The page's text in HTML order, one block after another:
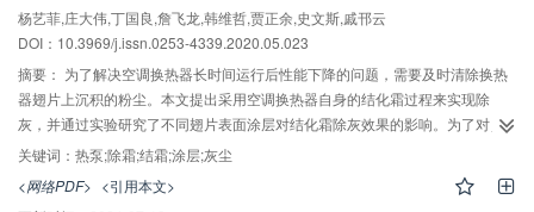
气流量和冷却水质量流量分别为0.53 kg/s和0.3 kg/s时，多级结构的除湿量可以
提高4.3%，除湿效率可以提高2.5%；通过增加填料模块的长度，可以提高除湿
效率。当长方体填料模块体积固定为0.054 m3，模块长度由0.14 m增至0.28 m
时，传质系数可由4.3 g/(m2?s)增至6.5 g/(m2?s)，除湿效率由66.4%升至
79.2%。
杨艺菲,庄大伟,丁国良,詹飞龙,韩维哲,贾正余,史文斯,戚邗云
DOI：10.3969/j.issn.0253-4339.2020.05.023
摘要： 为了解决空调换热器长时间运行后性能下降的问题，需要及时清除换热
器翅片上沉积的粉尘。本文提出采用空调换热器自身的结化霜过程来实现除
灰，并通过实验研究了不同翅片表面涂层对结化霜除灰效果的影响。为了对比
不同翅片表面涂层的除灰效果，采用4种实验样件，包括空调换热器常用的无涂
层铝片和无涂层铜片，以及通过微纳结构自组装方法制备的具有不同表面润湿
性的带亲水涂层铜片和带疏水涂层铜片。通过搭建可视化实验台观测了不同样
关键词： 热泵;除霜;结霜;涂层;灰尘
<网络PDF> <引用本文>